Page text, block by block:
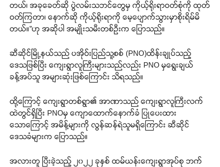
တယ်၊ အခုခေတ်ဆို ပွဲလမ်းသဘင်တွေမှ ကိုယ့်ရိုးရာဝတ်စုံကို ထုတ်
ဝတ်ကြတာ၊ နောက်ဆို ကိုယ့်ရိုးရာကို မေ့ပျောက်သွားမှာစိုးရိမ်မိ
တယ်။”ဟု အဆိုပါ အမျိုးသမီးတစ်ဦးက ပြောသည်။
ဆီဆိုင်မြို့နယ်သည် ပအိုဝ်းပြည်သူ့စစ် (PNO)ထိန်းချုပ်သည့်
ဒေသဖြစ်ပြီး ကျေးရွာလူကြီးများသည်လည်း PNO မှရွေးချယ်
ခန့်အပ်သူ အများဆုံးဖြစ်ကြောင်း သိရသည်။
ထို့ကြောင့် ကျေးရွာတစ်ရွာ၏ အာဏာသည် ကျေးရွာလူကြီးလက်
ထဲတွင်ရှိပြီး PNOမှ ကျောထောက်နောက်ခံ ပြုပေးထား
သောကြောင့် အမိန့်များကို လွန်ဆန်ရဲသူမရှိကြောင်း ဆီဆိုင်
ဒေသခံများက ပြောသည်။
အလားတူ ပြီးခဲ့သည့် ၂၀၂၂ ခုနှစ် ထမ်ယန်းကျေးရွာအုပ်စု ဘက်